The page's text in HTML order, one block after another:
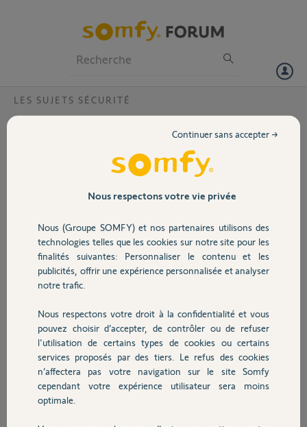
Volet
Sécurité
Domotique
Chauffage
Autres produits
LES SUJETS SÉCURITÉ
Peut on installer une alarmes protectiom
Je possède une alarmes protexiom ultimate GSM , je viens d’en
menager Et n’est pas encore internet chez moi. Puis-je quand même
Julien D.
il y a environ 7 ans
Participer au fil de discussion
Réponses
Bonjour
Oui vous pouvez installer votre kit sans internet.
Nous respectons votre vie privée
Nous (Groupe SOMFY) et nos partenaires utilisons des
technologies telles que les cookies sur notre site pour les
finalités suivantes: Personnaliser le contenu et les
publicités, offrir une expérience personnalisée et analyser
notre trafic.
Nous respectons votre droit à la confidentialité et vous
pouvez choisir d’accepter, de contrôler ou de refuser
l'utilisation de certains types de cookies ou certains
services proposés par des tiers. Le refus des cookies
n’affectera pas votre navigation sur le site Somfy
cependant votre expérience utilisateur sera moins
optimale.
Continuer sans accepter →